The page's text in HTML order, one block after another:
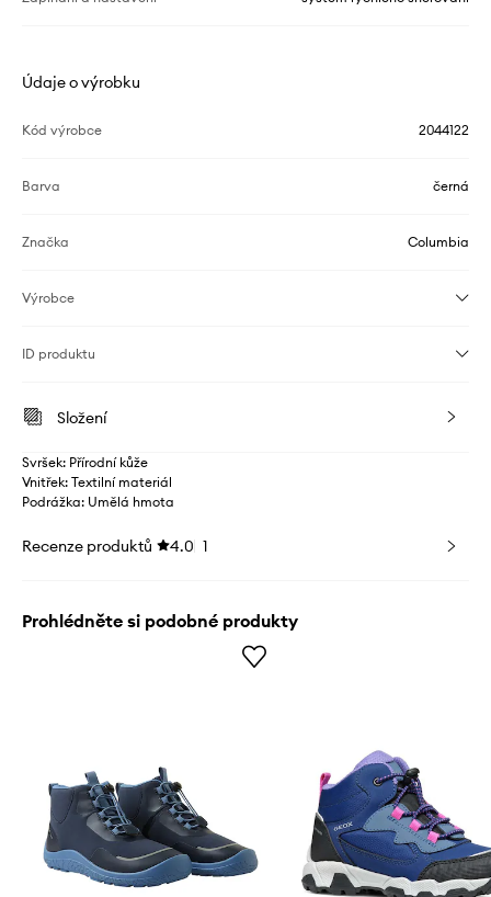
Údaje o výrobku
Kód výrobce 2044122
Barva černá
Značka Columbia
Výrobce
ID produktu
Složení
Svršek: Přírodní kůže
Vnitřek: Textilní materiál
Podrážka: Umělá hmota
Recenze produktů 4.0 1
Prohlédněte si podobné produkty